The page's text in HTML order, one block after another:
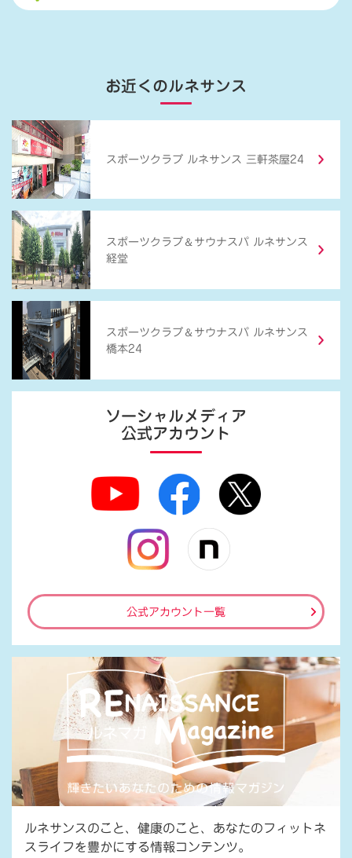
お近くのルネサンス
スポーツクラブ ルネサンス 三軒茶屋24
スポーツクラブ ＆ サウナスパ ルネサンス
経堂
スポーツクラブ ＆ サウナスパ ルネサンス
橋本24
ソーシャルメディア
公式アカウント
公式アカウント一覧
ルネサンスのこと、健康のこと、あなたのフィットネ
スライフを豊かにする情報コンテンツ。